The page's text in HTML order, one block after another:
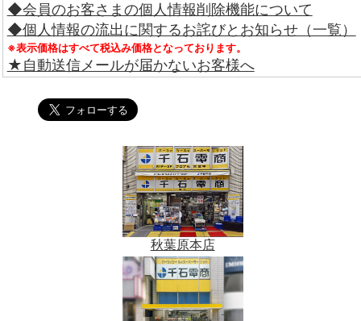
◆会員のお客さまの個人情報削除機能について
◆個人情報の流出に関するお詫びとお知らせ（一覧）
※表示価格はすべて税込み価格となっております。
★自動送信メールが届かないお客様へ
秋葉原本店